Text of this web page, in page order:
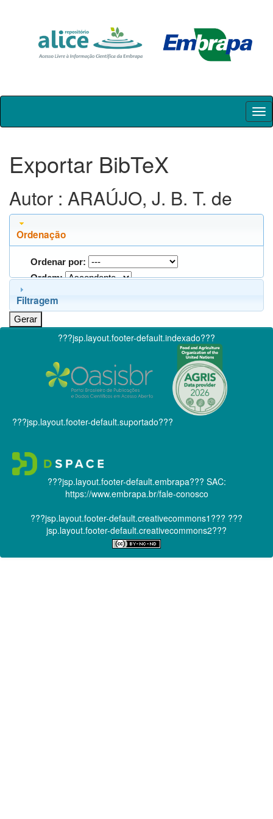
Skip
Exportar BibTeX
Autor : ARAÚJO, J. B. T. de
Ordenação
Ordenar por:
Ordem:
Filtragem
???jsp.layout.footer-default.indexado???
???jsp.layout.footer-default.suportado???
???jsp.layout.footer-default.embrapa??? SAC:
https://www.embrapa.br/fale-conosco
???jsp.layout.footer-default.creativecommons1??? ???
jsp.layout.footer-default.creativecommons2???